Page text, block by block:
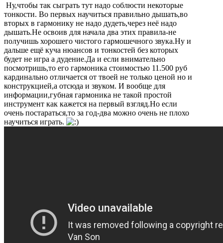
Ну,чтобы так сыграть тут надо соблюсти некоторые
тонкости. Во первых научиться правильно дышать,во
вторых в гармонику не надо дудеть,через неё надо
дышать.Не освоив для начала два этих правила-не
получишь хорошего чистого гармошечного звука.Ну и
дальше ещё куча нюансов и тонкостей без которых
будет не игра а дудение.Да и если внимательно
посмотришь,то его гармоника стоимостью 11.500 руб
кардинально отличается от твоей не только ценой но и
конструкцией,а отсюда и звуком. И вообще для
информации,губная гармоника не такой простой
инструмент как кажется на первый взгляд.Но если
очень постараться,то за год-два можно очень не плохо
научиться играть.